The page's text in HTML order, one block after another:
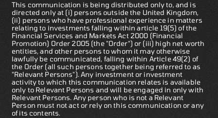
This communication is being distributed only to, and is
directed only at (i) persons outside the United Kingdom,
(ii) persons who have professional experience in matters
relating to investments falling within article 19(5) of the
Financial Services and Markets Act 2000 (Financial
Promotion) Order 2005 (the "Order") or (iii) high net worth
entities, and other persons to whom it may otherwise
lawfully be communicated, falling within Article 49(2) of
the Order (all such persons together being referred to as
"Relevant Persons"). Any investment or investment
activity to which this communication relates is available
only to Relevant Persons and will be engaged in only with
Relevant Persons. Any person who is not a Relevant
Person must not act or rely on this communication or any
of its contents.